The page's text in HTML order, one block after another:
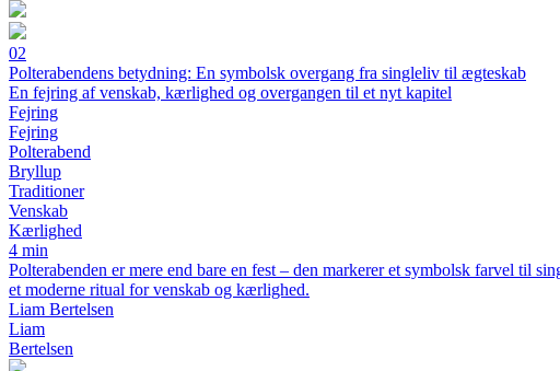
02
Polterabendens betydning: En symbolsk overgang fra singleliv til ægteskab
En fejring af venskab, kærlighed og overgangen til et nyt kapitel
Fejring
Fejring
Polterabend
Bryllup
Traditioner
Venskab
Kærlighed
4 min
Polterabenden er mere end bare en fest – den markerer et symbolsk farvel til
et moderne ritual for venskab og kærlighed.
Liam Bertelsen
Liam
Bertelsen